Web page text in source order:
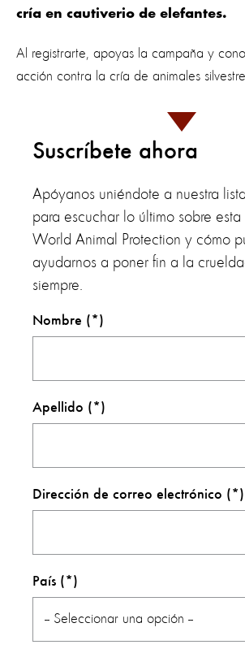
cría en cautiverio de elefantes.
Al registrarte, apoyas la campaña y
acción contra la cría de animales
Suscríbete ahora
Apóyanos uniéndote a nuestra
para escuchar lo último sobre
World Animal Protection y cómo
ayudarnos a poner fin a la
siempre.
Nombre
Apellido
Dirección de correo electrónico
País